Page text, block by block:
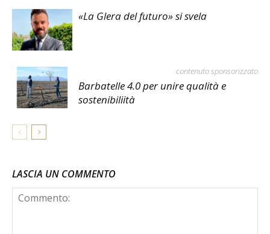
«La Glera del futuro» si svela
contenuto sponsorizzato
Barbatelle 4.0 per unire qualità e
sostenibiliità
LASCIA UN COMMENTO